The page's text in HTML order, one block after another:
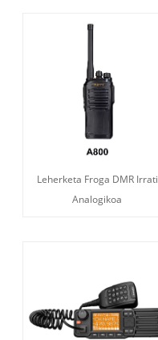
Leherketa Froga DMR Irrati
Analogikoa